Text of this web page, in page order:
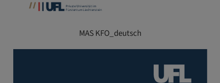
MAS KFO_deutsch